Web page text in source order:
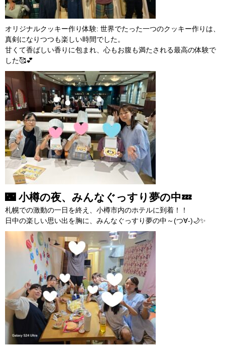
オリジナルクッキー作り体験: 世界でたった一つのクッキー作りは、
真剣になりつつも楽しい時間でした。
甘くて香ばしい香りに包まれ、心もお腹も満たされる最高の体験で
した🥰💕
🌃 小樽の夜、みんなぐっすり夢の中💤
札幌での激動の一日を終え、小樽市内のホテルに到着！！
日中の楽しい思い出を胸に、みんなぐっすり夢の中～(つ∀-)🌙✨